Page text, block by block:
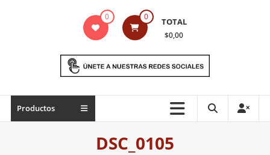
Indumentaria
marciales
Todo
necesario
0 0 TOTAL
$0,00
Productos
DSC_0105